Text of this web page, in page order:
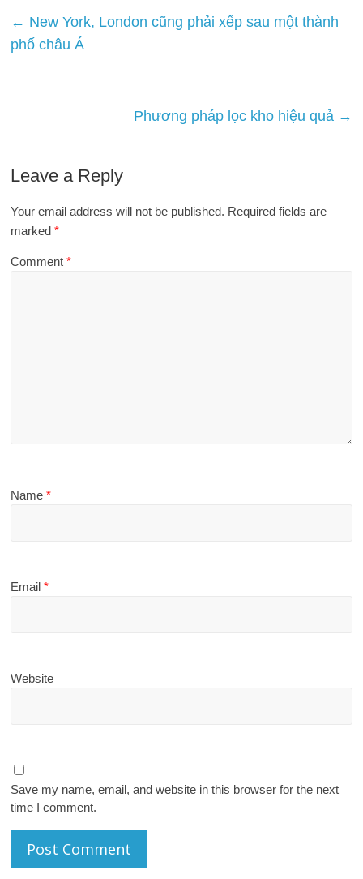
← New York, London cũng phải xếp sau một thành
phố châu Á
Phương pháp lọc kho hiệu quả →
Leave a Reply
Your email address will not be published. Required fields are
marked*
Comment*
Name*
Email*
Website
Save my name, email, and website in this browser for the next
time I comment.